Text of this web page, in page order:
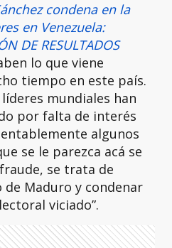
condena en la
en Venezuela:
DE RESULTADOS
lo que viene
tiempo en este país.
mundiales han
por falta de interés
algunos
se le parezca acá se
se trata de
Maduro y condenar
viciado”.